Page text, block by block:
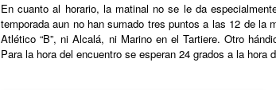
En cuanto al horario, la matinal no se le da
temporada aun no han sumado tres puntos a las 12 de la
Atlético “B”, ni Alcalá, ni Marino en el Tartiere. Otro
Para la hora del encuentro se esperan 24 grados a la hora